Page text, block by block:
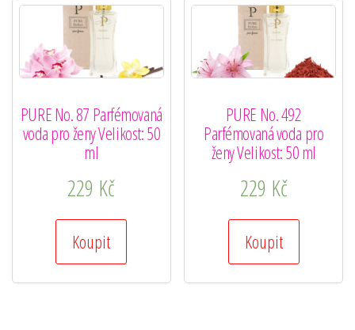
PURE No. 87 Parfémovaná
voda pro ženy Velikost: 50
ml
229 Kč
Koupit
PURE No. 492
Parfémovaná voda pro
ženy Velikost: 50 ml
229 Kč
Koupit